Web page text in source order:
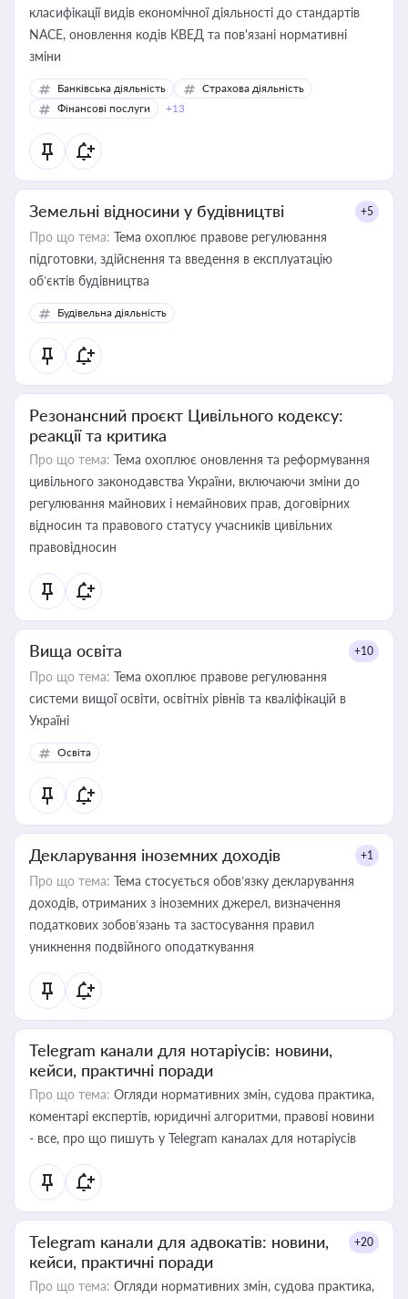
класифікації видів економічної діяльності до стандартів
NACE, оновлення кодів КВЕД та пов'язані нормативні
зміни
Банківська діяльність
Страхова діяльність
Фінансові послуги
+13
Земельні відносини у будівництві +5
Про що тема: Тема охоплює правове регулювання
підготовки, здійснення та введення в експлуатацію
об’єктів будівництва
Будівельна діяльність
Резонансний проєкт Цивільного кодексу:
реакції та критика
Про що тема: Тема охоплює оновлення та реформування
цивільного законодавства України, включаючи зміни до
регулювання майнових і немайнових прав, договірних
відносин та правового статусу учасників цивільних
правовідносин
Вища освіта +10
Про що тема: Тема охоплює правове регулювання
системи вищої освіти, освітніх рівнів та кваліфікацій в
Україні
Освіта
Декларування іноземних доходів +1
Про що тема: Тема стосується обов’язку декларування
доходів, отриманих з іноземних джерел, визначення
податкових зобов’язань та застосування правил
уникнення подвійного оподаткування
Telegram канали для нотаріусів: новини,
кейси, практичні поради
Про що тема: Огляди нормативних змін, судова практика,
коментарі експертів, юридичні алгоритми, правові новини
- все, про що пишуть у Telegram каналах для нотаріусів
Telegram канали для адвокатів: новини,
кейси, практичні поради
+20
Про що тема: Огляди нормативних змін, судова практика,